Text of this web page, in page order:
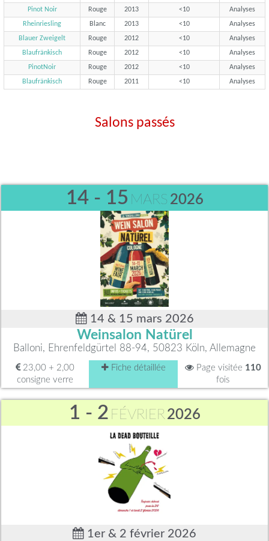
Pinot Noir
Rouge 2013 <10
Analyses
Rheinriesling
Blanc 2013 <10
Analyses
Blauer Zweigelt
Rouge 2012 <10
Analyses
Blaufränkisch
Rouge 2012 <10
Analyses
PinotNoir
Rouge 2012 <10
Analyses
Blaufränkisch
Rouge 2011 <10 Analyses
Salons passés
14 - 15 MARS 2026
14 & 15 mars 2026
Weinsalon Natürel
Balloni, Ehrenfeldgürtel 88-94, 50823 Köln, Allemagne
23,00 + 2,00
consigne verre
Fiche détaillée Page visitée 110
fois
1 - 2 FÉVRIER2026
1er & 2 février 2026